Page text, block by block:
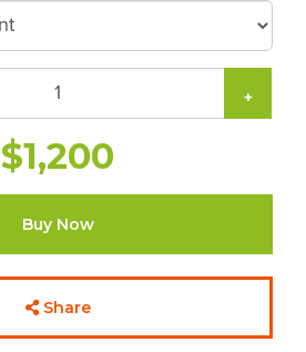
+
$1,200
Buy Now
Share